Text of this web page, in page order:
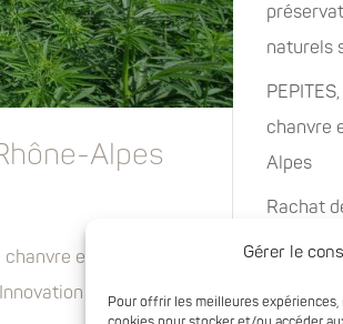
Gérer le
Pour offrir les meilleures
Alpes
en Auvergne-
de notre branche
naturels
chanvre
Alpes
Rachat